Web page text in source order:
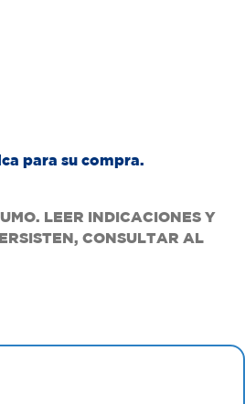
para su compra.
LEER INDICACIONES Y
CONSULTAR AL